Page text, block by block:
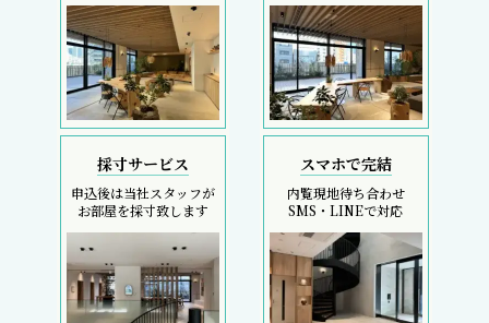
採寸サービス
申込後は当社スタッフが
お部屋を採寸致します
スマホで完結
内覧現地待ち合わせ
SMS・LINEで対応